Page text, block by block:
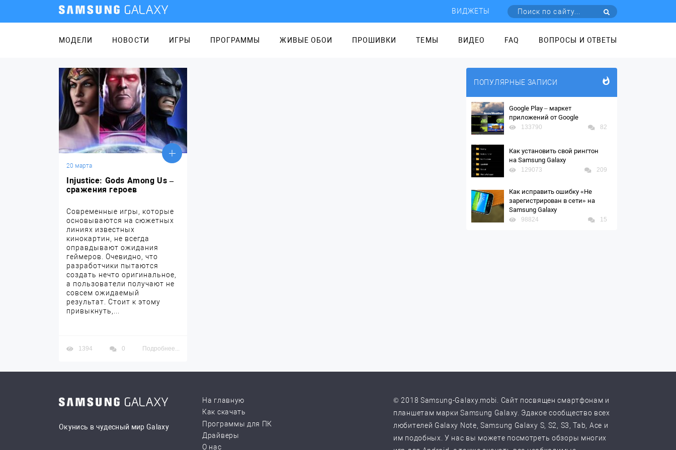
ВИДЖЕТЫ
МОДЕЛИ НОВОСТИ ИГРЫ ПРОГРАММЫ ЖИВЫЕ ОБОИ ПРОШИВКИ ТЕМЫ ВИДЕО FAQ ВОПРОСЫ И ОТВЕТЫ
20 марта
Injustice: Gods Among Us –
сражения героев
Современные игры, которые
основываются на сюжетных
линиях известных
кинокартин, не всегда
оправдывают ожидания
геймеров. Очевидно, что
разработчики пытаются
создать нечто оригинальное,
а пользователи получают не
совсем ожидаемый
результат. Стоит к этому
привыкнуть,...
1394 0 Подробнее...
ПОПУЛЯРНЫЕ ЗАПИСИ
Google Play – маркет
приложений от Google
133790 82
Как установить свой рингтон
на Samsung Galaxy
129073 209
Как исправить ошибку «Не
зарегистрирован в сети» на
Samsung Galaxy
98824 15
Окунись в чудесный мир Galaxy
На главную
Как скачать
Программы для ПК
Драйверы
О нас
© 2018 Samsung-Galaxy.mobi. Сайт посвящен смартфонам и
планшетам марки Samsung Galaxy. Эдакое сообщество всех
любителей Galaxy Note, Samsung Galaxy S, S2, S3, Tab, Ace и
им подобных. У нас вы можете посмотреть обзоры многих